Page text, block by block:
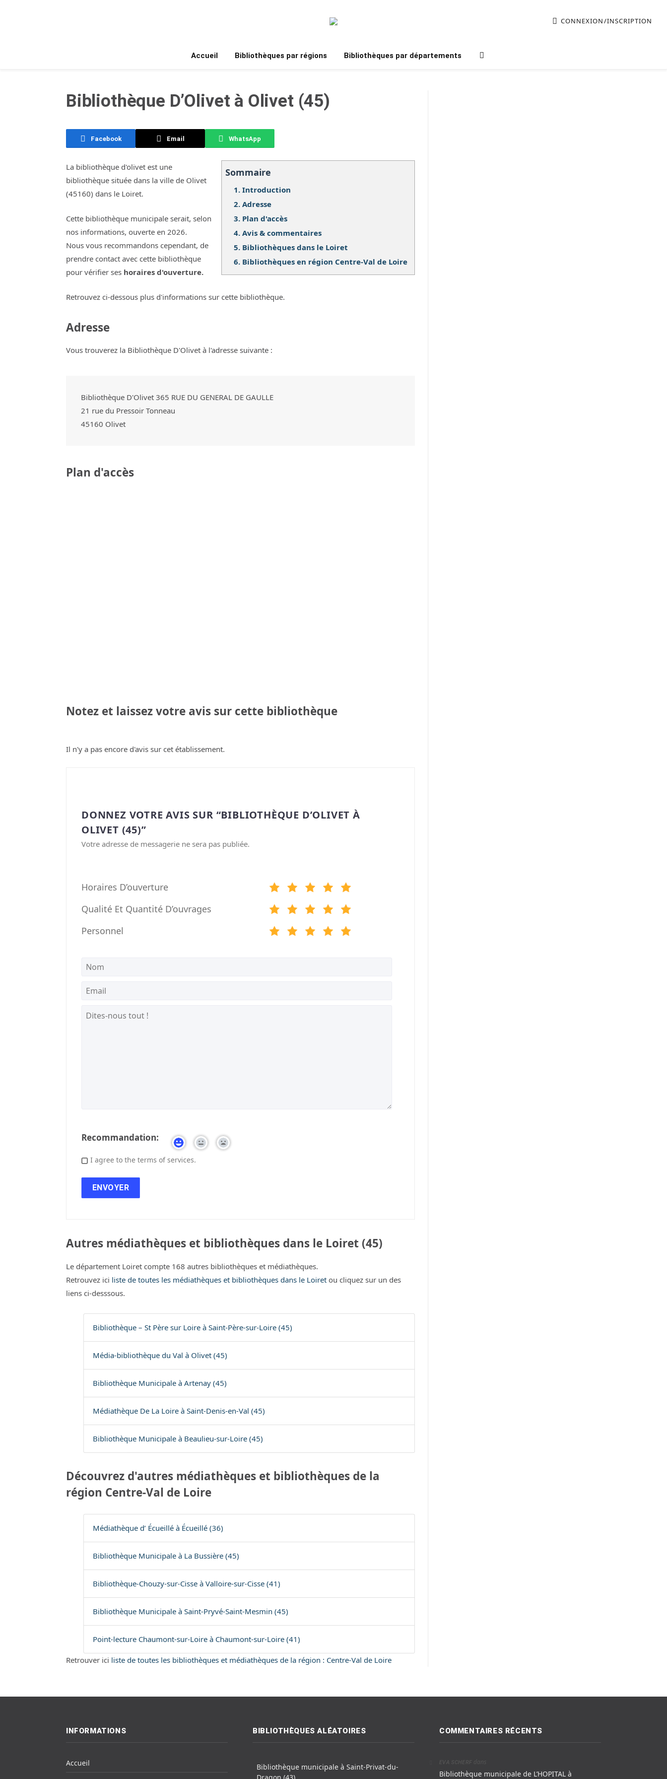
CONNEXION/INSCRIPTION
Accueil Bibliothèques par régions Bibliothèques par départements
Bibliothèque D’Olivet à Olivet (45)
Facebook Email WhatsApp
Sommaire
1. Introduction
2. Adresse
3. Plan d'accès
4. Avis & commentaires
5. Bibliothèques dans le Loiret
6. Bibliothèques en région Centre-Val de Loire
La bibliothèque d'olivet est une
bibliothèque située dans la ville de Olivet
(45160) dans le Loiret.
Cette bibliothèque municipale serait, selon
nos informations, ouverte en 2026.
Nous vous recommandons cependant, de
prendre contact avec cette bibliothèque
pour vérifier ses horaires d'ouverture.
Retrouvez ci-dessous plus d'informations sur cette bibliothèque.
Adresse
Vous trouverez la Bibliothèque D'Olivet à l'adresse suivante :
Bibliothèque D'Olivet 365 RUE DU GENERAL DE GAULLE
21 rue du Pressoir Tonneau
45160 Olivet
Plan d'accès
Notez et laissez votre avis sur cette bibliothèque
Il n'y a pas encore d'avis sur cet établissement.
DONNEZ VOTRE AVIS SUR “BIBLIOTHÈQUE D’OLIVET À
OLIVET (45)”
Votre adresse de messagerie ne sera pas publiée.
Horaires D’ouverture
Qualité Et Quantité D’ouvrages
Personnel
Recommandation:
I agree to the terms of services.
Autres médiathèques et bibliothèques dans le Loiret (45)
Le département Loiret compte 168 autres bibliothèques et médiathèques.
Retrouvez ici liste de toutes les médiathèques et bibliothèques dans le Loiret ou cliquez sur un des
liens ci-desssous.
Bibliothèque – St Père sur Loire à Saint-Père-sur-Loire (45)
Média-bibliothèque du Val à Olivet (45)
Bibliothèque Municipale à Artenay (45)
Médiathèque De La Loire à Saint-Denis-en-Val (45)
Bibliothèque Municipale à Beaulieu-sur-Loire (45)
Découvrez d'autres médiathèques et bibliothèques de la
région Centre-Val de Loire
Médiathèque d’ Écueillé à Écueillé (36)
Bibliothèque Municipale à La Bussière (45)
Bibliothèque-Chouzy-sur-Cisse à Valloire-sur-Cisse (41)
Bibliothèque Municipale à Saint-Pryvé-Saint-Mesmin (45)
Point-lecture Chaumont-sur-Loire à Chaumont-sur-Loire (41)
Retrouver ici liste de toutes les bibliothèques et médiathèques de la région : Centre-Val de Loire
INFORMATIONS
Accueil
BIBLIOTHÈQUES ALÉATOIRES
Bibliothèque municipale à Saint-Privat-du-
COMMENTAIRES RÉCENTS
EVA SCHERF dans
Bibliothèque municipale de L’HOPITAL à